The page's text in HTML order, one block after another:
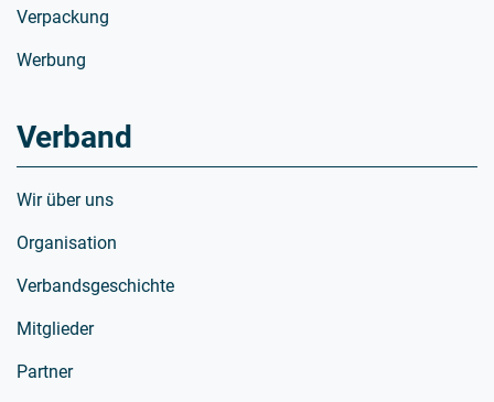
Verpackung
Werbung
Verband
Wir über uns
Organisation
Verbandsgeschichte
Mitglieder
Partner